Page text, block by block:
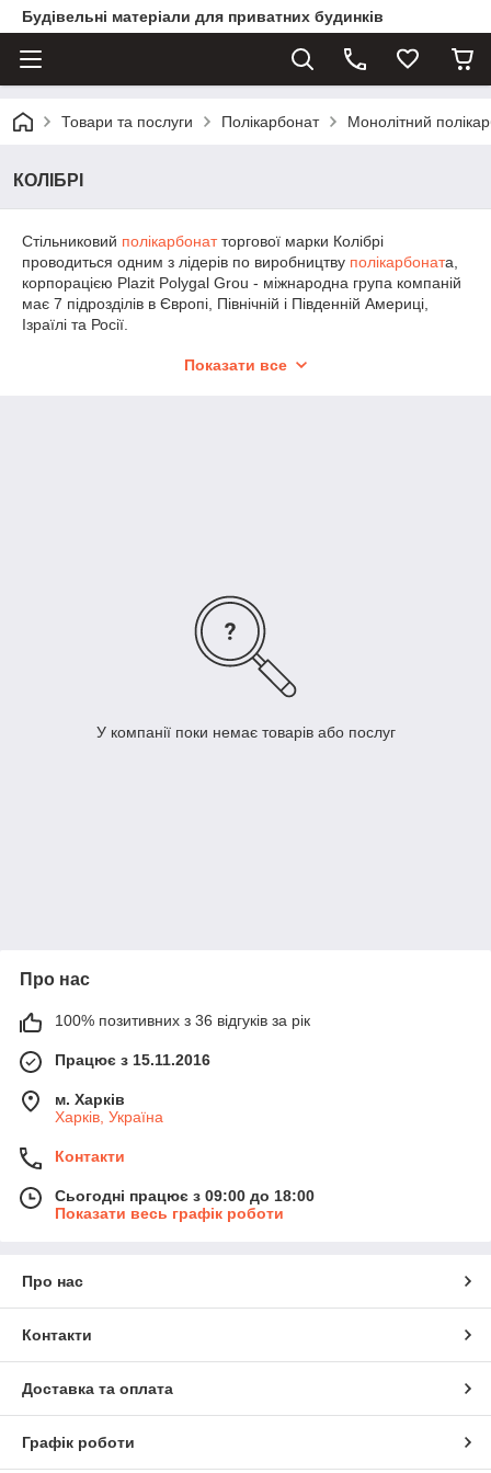
Будівельні матеріали для приватних будинків
Товари та послуги Полікарбонат Монолітний
КОЛІБРІ
Стільниковий полікарбонатторгової марки Колібрі
проводиться одним з лідерів по виробництву полікарбоната,
корпорацією Plazit Polygal Grou - міжнародна група компаній
має 7 підрозділів в Європі, Північній і Південній Америці,
Ізраїлі та Росії.
теплиць, навісів, скління і огорож.
Показати все
У компанії поки немає товарів або послуг
Про нас
100% позитивних з 36 відгуків за рік
Працює з 15.11.2016
м. Харків
Харків, Україна
Контакти
Сьогодні працює з 09:00 до 18:00
Показати весь графік роботи
Про нас
Контакти
Доставка та оплата
Графік роботи